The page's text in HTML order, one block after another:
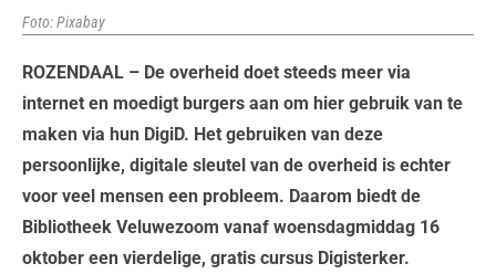
Foto: Pixabay
ROZENDAAL – De overheid doet steeds meer via
internet en moedigt burgers aan om hier gebruik van te
maken via hun DigiD. Het gebruiken van deze
persoonlijke, digitale sleutel van de overheid is echter
voor veel mensen een probleem. Daarom biedt de
Bibliotheek Veluwezoom vanaf woensdagmiddag 16
oktober een vierdelige, gratis cursus Digisterker.